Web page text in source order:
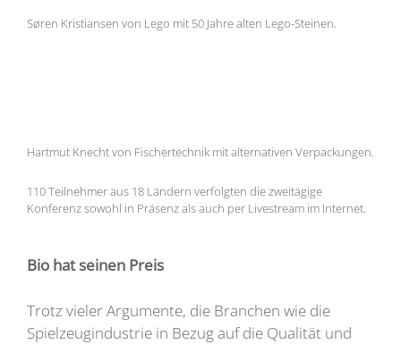
Søren Kristiansen von Lego mit 50 Jahre alten Lego-Steinen.
Hartmut Knecht von Fischertechnik mit alternativen Verpackungen.
110 Teilnehmer aus 18 Ländern verfolgten die zweitägige
Konferenz sowohl in Präsenz als auch per Livestream im Internet.
Bio hat seinen Preis
Trotz vieler Argumente, die Branchen wie die
Spielzeugindustrie in Bezug auf die Qualität und